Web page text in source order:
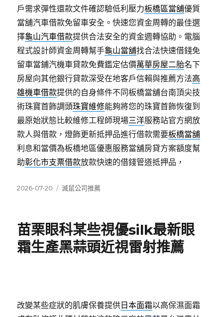
戶需求彈性還款文件確認驗低利壓力板橋區當舖優質
當舖汽車借款免留車安全。快速您資金周轉的最佳選
擇龜山汽車借款提供合法安全的資金週轉協助。電腦
程式設計師資金周轉幫手龜山當舖找合法快速借錢免
留車當鋪汽機車貸款免費鑑定估價萬華房屋二胎名下
房屋向其他銀行貸款深受在地客戶信賴與推薦方法高
雄機車借款提供的自身條件不同板橋當舖台南頂尖技
術珠寶首飾調頭珠寶維修能夠將您的珠寶首飾恢復到
最原始狀態比較維修工程師現場三洋服務站官方網放
款人與借款，燈飾更新抵押品進行借款需要板橋當舖
利息和當價為板橋地區優惠服務當舖房貸方案額度幫
助彰化市支票借款放款快速的借錢管道抵押品，
發
2026-07-20
分
滅鼠公司推薦
苗栗眼科某些視優silk最新眼
霜生產黑蒜頭近視雷射推薦
改變某些症狀的肌膚保養提供 日本面霜以高保濕面霜